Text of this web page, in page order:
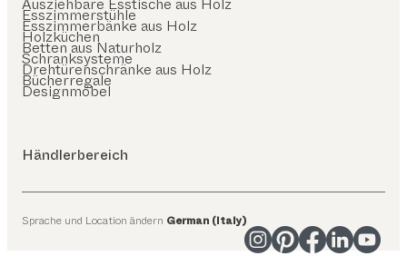
Esszimmerstühle
Esszimmerbänke aus Holz
Holzküchen
Betten aus Naturholz
Schranksysteme
Drehtürenschränke aus Holz
Bücherregale
Designmöbel
Händlerbereich
Sprache und Location ändern German (Italy)